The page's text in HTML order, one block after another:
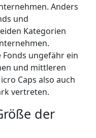
Anders
und
Kategorien
ungefähr ein
und mittleren
Caps also auch
vertreten.
der